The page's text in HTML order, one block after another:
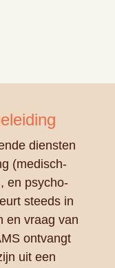
diensten
(medisch-
en psycho-
steeds in
en vraag van
ontvangt
uit een